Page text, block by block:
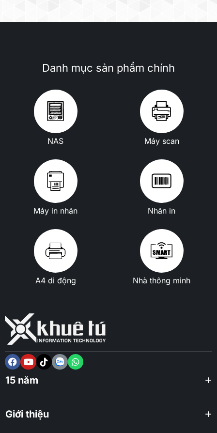
Danh mục sản phẩm chính
NAS Máy scan
Máy in nhãn Nhãn in
A4 di động Nhà thông minh
15 năm
Giới thiệu